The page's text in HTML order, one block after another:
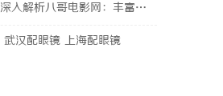
深入解析八哥电影网：丰富影视资源的在线宝库
武汉配眼镜 上海配眼镜